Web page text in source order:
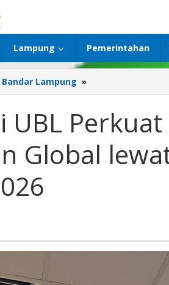
Lampung Pemerintahan
Bandar Lampung »
UBL
Kolaborasi
Pendidikan
Global
lewat
UBL
Global